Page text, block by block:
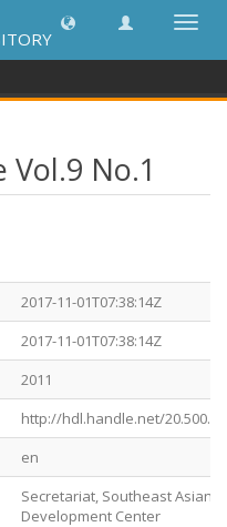
điều
thành
Vol.9 No.1
2017-11-01T07:38:14Z
2017-11-01T07:38:14Z
2011
http://hdl.handle.net/
en
Secretariat, Southeast Asian
Development Center